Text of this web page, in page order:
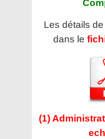
Les détails de
dans le
(1)